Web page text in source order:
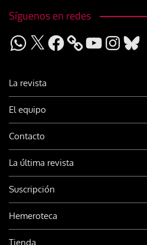
Síguenos en redes
WhatsApp
X Facebook YouTubeInstagram
Bluesky
La revista
El equipo
Contacto
La última revista
Suscripción
Hemeroteca
Tienda